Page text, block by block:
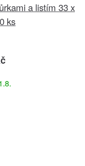
a listím 33 x
ks